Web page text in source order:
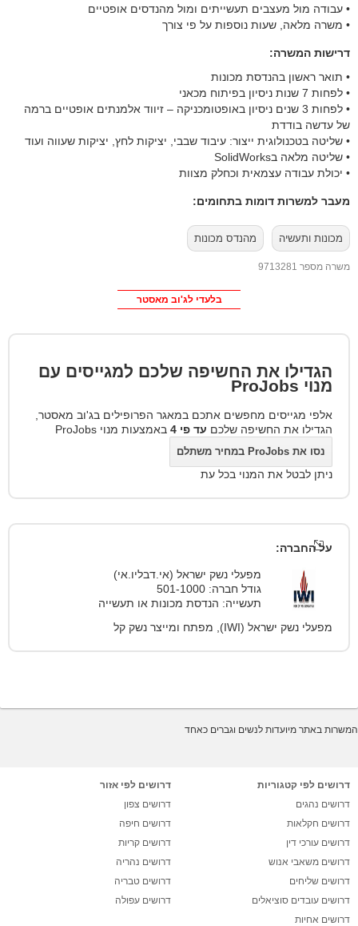
• עבודה מול מעצבים תעשייתים ומול מהנדסים אופטיים
• משרה מלאה, שעות נוספות על פי צורך
דרישות המשרה:
• תואר ראשון בהנדסת מכונות
• לפחות 7 שנות ניסיון בפיתוח מכאני
• לפחות 3 שנים ניסיון באופטומכניקה – זיווד אלמנתים אופטיים ברמה
של עדשה בודדת
• שליטה בטכנולוגית ייצור: עיבוד שבבי, יציקות לחץ, יציקות שעווה ועוד
• שליטה מלאה בSolidWorks
• יכולת עבודה עצמאית וכחלק מצוות
מעבר למשרות דומות בתחומים:
מכונות ותעשיה מהנדס מכונות
משרה מספר 9713281
בלעדי לג'וב מאסטר
הגדילו את החשיפה שלכם למגייסים עם
מנוי ProJobs
אלפי מגייסים מחפשים אתכם במאגר הפרופילים בג'וב מאסטר,
הגדילו את החשיפה שלכם עד פי 4 באמצעות מנוי ProJobs
נסו את ProJobs במחיר משתלם
ניתן לבטל את המנוי בכל עת
על החברה:
מפעלי נשק ישראל (אי.דבליו.אי)
גודל חברה: 501-1000
תעשייה: הנדסת מכונות או תעשייה
מפעלי נשק ישראל (IWI), מפתח ומייצר נשק קל
המשרות באתר מיועדות לנשים וגברים כאחד
דרושים לפי קטגוריות
דרושים נהגים
דרושים חקלאות
דרושים עורכי דין
דרושים משאבי אנוש
דרושים שליחים
דרושים עובדים סוציאלים
דרושים אחיות
דרושים לפי אזור
דרושים צפון
דרושים חיפה
דרושים קריות
דרושים נהריה
דרושים טבריה
דרושים עפולה